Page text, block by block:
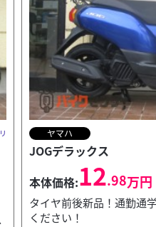
ヤマハ
NMAX
本体価格:22.80万円
人気のブラック入庫しま
す！